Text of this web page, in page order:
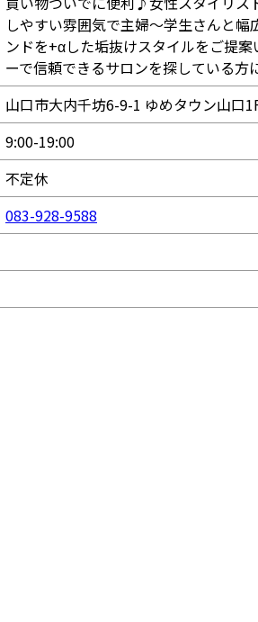
しやすい雰囲気で主婦～学生さんと
ンドを+αした垢抜けスタイルをご提
ーで信頼できるサロンを探している方
山口市大内千坊6-9-1 ゆめタウン山口
9:00-19:00
不定休
083-928-9588